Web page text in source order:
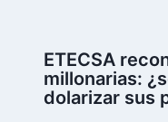
ETECSA
millonarias:
dolarizar sus